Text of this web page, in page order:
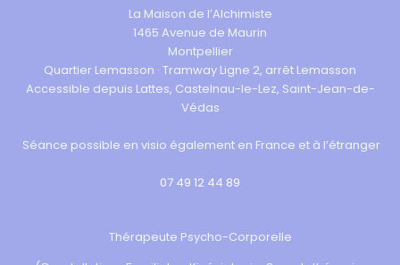
La Maison de l’Alchimiste
1465 Avenue de Maurin
Montpellier
Quartier Lemasson · Tramway Ligne 2, arrêt Lemasson
Accessible depuis Lattes, Castelnau-le-Lez, Saint-Jean-de-
Védas
Séance possible en visio également en France et à l’étranger
07 49 12 44 89
Thérapeute Psycho-Corporelle